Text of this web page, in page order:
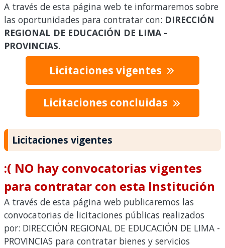
A través de esta página web te informaremos sobre
las oportunidades para contratar con: DIRECCIÓN
REGIONAL DE EDUCACIÓN DE LIMA -
PROVINCIAS.
Licitaciones vigentes
Licitaciones concluidas
Licitaciones vigentes
:( NO hay convocatorias vigentes
para contratar con esta Institución
A través de esta página web publicaremos las
convocatorias de licitaciones públicas realizados
por: DIRECCIÓN REGIONAL DE EDUCACIÓN DE LIMA -
PROVINCIAS para contratar bienes y servicios